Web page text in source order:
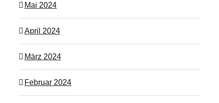
Mai 2024
April 2024
März 2024
Februar 2024